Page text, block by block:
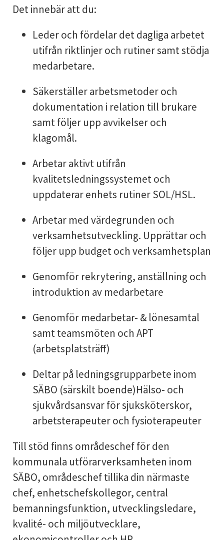
Det innebär att du:
Leder och fördelar det dagliga arbetet
utifrån riktlinjer och rutiner samt stödja
medarbetare.
Säkerställer arbetsmetoder och
dokumentation i relation till brukare
samt följer upp avvikelser och
klagomål.
Arbetar aktivt utifrån
kvalitetsledningssystemet och
uppdaterar enhets rutiner SOL/HSL.
Arbetar med värdegrunden och
verksamhetsutveckling. Upprättar och
följer upp budget och verksamhetsplan
Genomför rekrytering, anställning och
introduktion av medarbetare
Genomför medarbetar- & lönesamtal
samt teamsmöten och APT
(arbetsplatsträff)
Deltar på ledningsgrupparbete inom
SÄBO (särskilt boende)Hälso- och
sjukvårdsansvar för sjuksköterskor,
arbetsterapeuter och fysioterapeuter
Till stöd finns områdeschef för den
kommunala utförarverksamheten inom
SÄBO, områdeschef tillika din närmaste
chef, enhetschefskollegor, central
bemanningsfunktion, utvecklingsledare,
kvalité- och miljöutvecklare,